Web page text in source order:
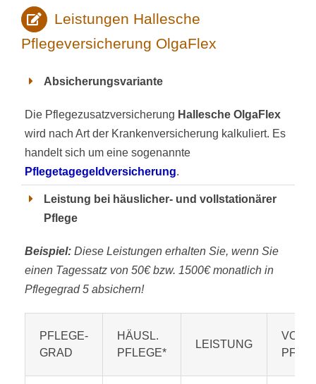
Leistungen Hallesche
Pflegeversicherung OlgaFlex
Absicherungsvariante
Die Pflegezusatzversicherung Hallesche OlgaFlex
wird nach Art der Krankenversicherung kalkuliert. Es
handelt sich um eine sogenannte
Pflegetagegeldversicherung.
Leistung bei häuslicher- und vollstationärer
Pflege
Beispiel:Diese Leistungen erhalten Sie, wenn Sie
einen Tagessatz von 50€ bzw. 1500€ monatlich in
Pflegegrad 5 absichern!
PFLEGE-
GRAD
HÄUSL.
PFLEGE*
LEISTUNG